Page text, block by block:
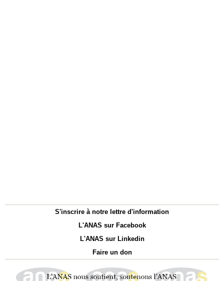
S'inscrire à notre lettre d'information
L'ANAS sur Facebook
L'ANAS sur Linkedin
Faire un don